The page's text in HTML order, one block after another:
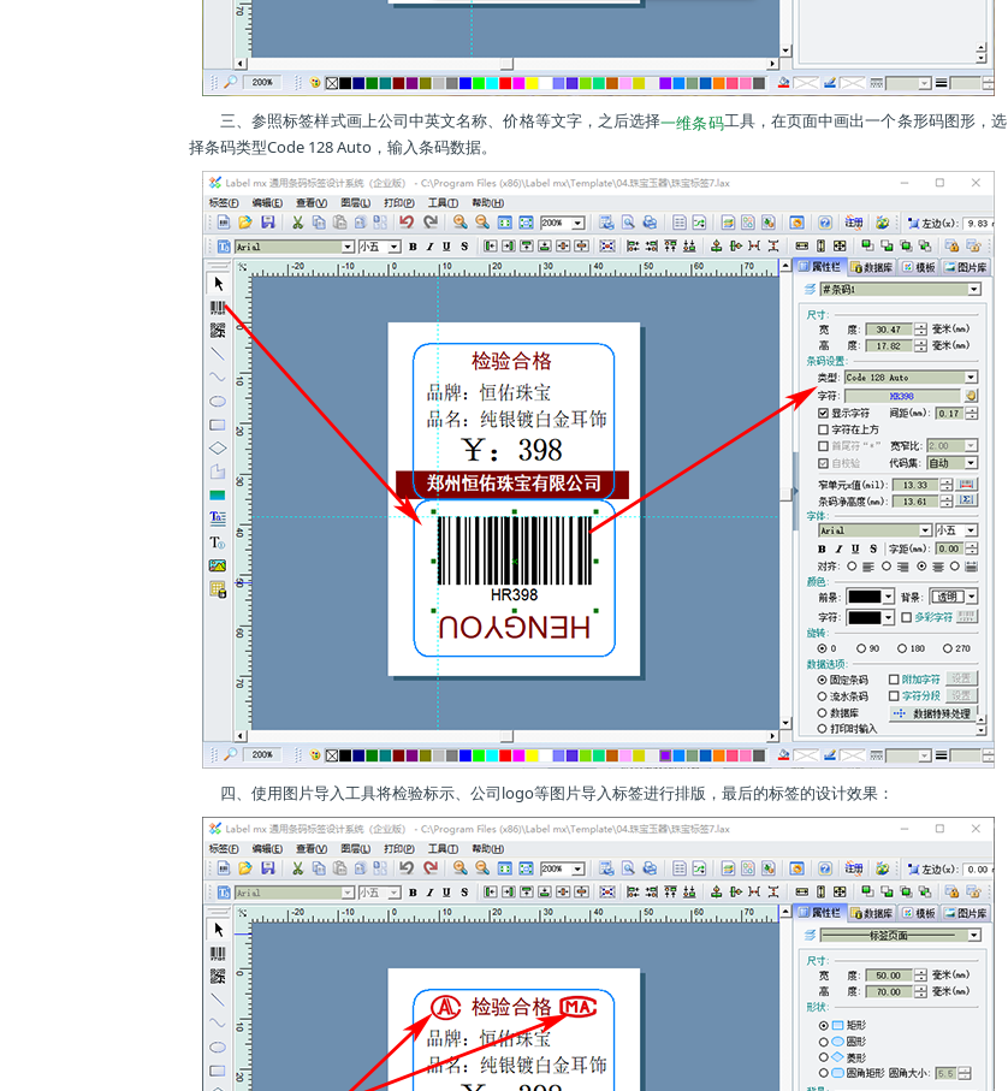
三、参照标签样式画上公司中英文名称、价格等文字，之后选择一维条码工具，在页面中画出一个条形码图形，选
择条码类型Code 128 Auto，输入条码数据。
四、使用图片导入工具将检验标示、公司logo等图片导入标签进行排版，最后的标签的设计效果：